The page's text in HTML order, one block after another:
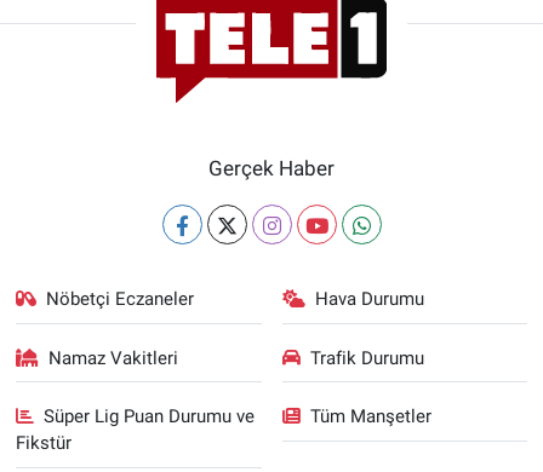
Gerçek Haber
Nöbetçi Eczaneler Hava Durumu
Namaz Vakitleri Trafik Durumu
Süper Lig Puan Durumu ve
Fikstür
Tüm Manşetler